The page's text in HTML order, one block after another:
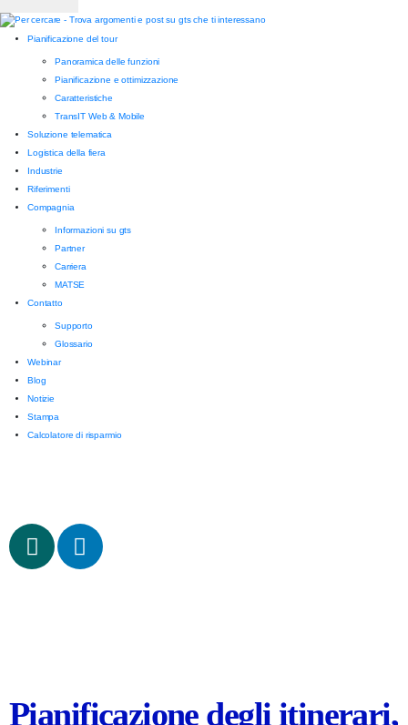
Pianificazione del tour
Panoramica delle funzioni
Pianificazione e ottimizzazione
Caratteristiche
TransIT Web & Mobile
Soluzione telematica
Logistica della fiera
Industrie
Riferimenti
Compagnia
Informazioni su gts
Partner
Carriera
MATSE
Contatto
Supporto
Glossario
Webinar
Blog
Notizie
Stampa
Calcolatore di risparmio
Pianificazione degli itinerari,